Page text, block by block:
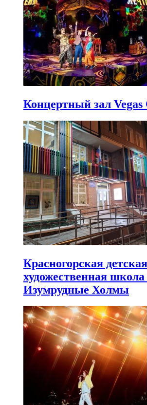
Концертный зал
Красногорская детская
художественная
Изумрудные Холмы